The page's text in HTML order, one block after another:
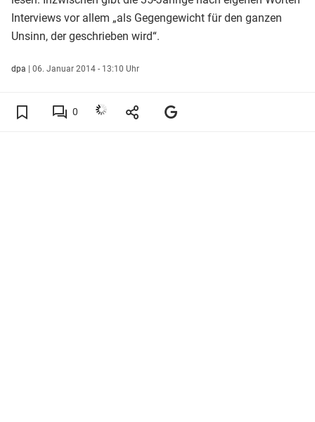
Interviews vor allem „als Gegengewicht für den ganzen
Unsinn, der geschrieben wird“.
dpa | 06. Januar 2014 - 13:10 Uhr
0